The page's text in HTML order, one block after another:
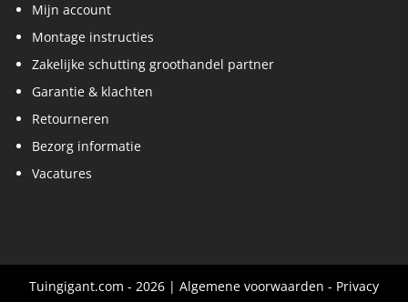
Mijn account
Montage instructies
Zakelijke schutting groothandel partner
Garantie & klachten
Retourneren
Bezorg informatie
Vacatures
Tuingigant.com - 2026 | Algemene voorwaarden - Privacy